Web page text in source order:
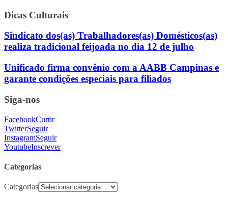
Dicas Culturais
Sindicato dos(as) Trabalhadores(as) Domésticos(as)
realiza tradicional feijoada no dia 12 de julho
Unificado firma convênio com a AABB Campinas e
garante condições especiais para filiados
Siga-nos
FacebookCurtir
TwitterSeguir
InstagramSeguir
YoutubeInscrever
Categorias
Categorias